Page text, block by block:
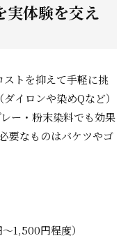
実体験を交え
トを抑えて手軽に挑
イロンや染めQなど）
ー・粉末染料でも効果
要なものはバケツやゴ
1,500円程度）